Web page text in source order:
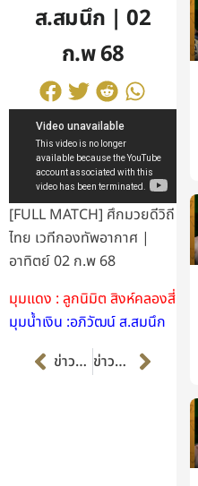
ส.สมนึก | 02
ก.พ 68
[FULL MATCH] ศึกมวยดีวิถี
ไทย เวทีกองทัพอากาศ |
อาทิตย์ 02 ก.พ 68
มุมแดง : ลูกนิมิต สิงห์คลองสี่
มุมน้ำเงิน :อภิวัฒน์ ส.สมนึก
Prevข่าวก่อนหน้า ข่าวต่อไป Next